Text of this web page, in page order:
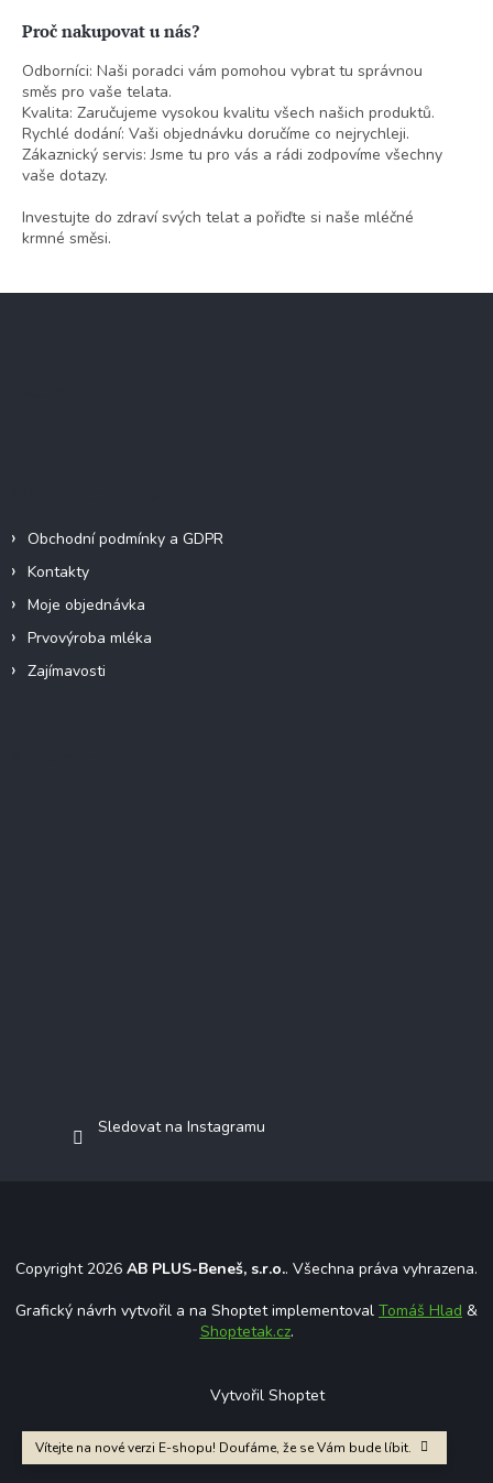
Vítejte na nové verzi E-shopu! Doufáme, že se Vám bude líbit.
Proč nakupovat u nás?
Odborníci: Naši poradci vám pomohou vybrat tu správnou
směs pro vaše telata.
Kvalita: Zaručujeme vysokou kvalitu všech našich produktů.
Rychlé dodání: Vaši objednávku doručíme co nejrychleji.
Zákaznický servis: Jsme tu pro vás a rádi zodpovíme všechny
vaše dotazy.
Investujte do zdraví svých telat a pořiďte si naše mléčné
krmné směsi.
Obchodní podmínky a GDPR
Kontakty
Moje objednávka
Prvovýroba mléka
Zajímavosti
Sledovat na Instagramu
Copyright 2026 AB PLUS-Beneš, s.r.o.. Všechna práva vyhrazena.
Grafický návrh vytvořil a na Shoptet implementoval Tomáš Hlad &
Shoptetak.cz.
Vytvořil Shoptet